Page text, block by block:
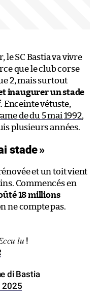
le SC Bastia va vivre
que le club corse
2, mais surtout
inaugurer un stade
. Enceinte vétuste,
de du 5 mai 1992,
plusieurs années.
stade»
et un toit vient
Commencés en
18 millions
ne compte pas.
𝑙𝑢 !
di Bastia
2025